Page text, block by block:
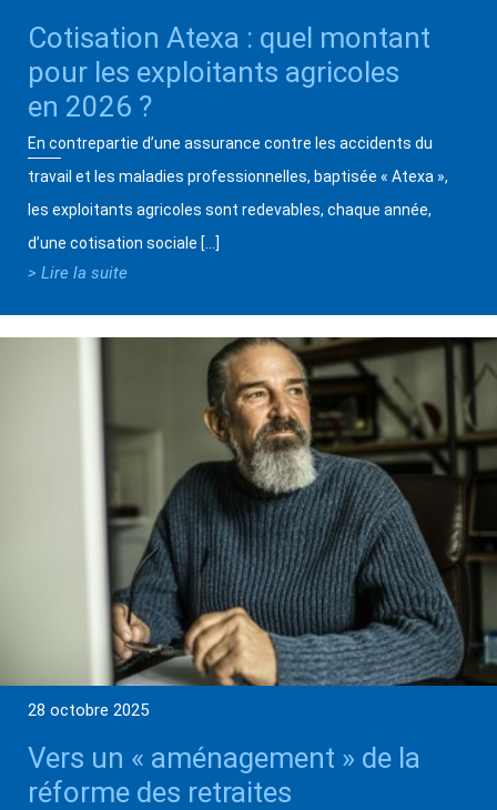
Cotisation Atexa : quel montant
pour les exploitants agricoles
en 2026 ?
En contrepartie d’une assurance contre les accidents du
travail et les maladies professionnelles, baptisée « Atexa »,
les exploitants agricoles sont redevables, chaque année,
d’une cotisation sociale […]
> Lire la suite
28 octobre 2025
Vers un « aménagement » de la
réforme des retraites